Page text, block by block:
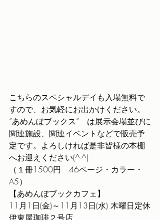
こちらのスペシャルデイも入場無料で
すので、お気軽にお出かけください。
”あめんぼブックス”　は展示会場並びに
関連施設、関連イベントなどで販売予
定です。よろしければ是非皆様の本棚
へお迎えください(^-^)
（１冊1500円　46ページ・カラー・
A5）
【あめんぼブックカフェ】
11月1日(金)～11月13日(水) 木曜日定休
伊東屋珈琲２号店